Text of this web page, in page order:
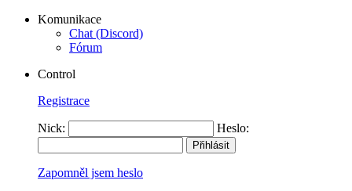
Komunikace
Chat (Discord)
Fórum
Control
Registrace
Nick: Heslo:
Zapomněl jsem heslo